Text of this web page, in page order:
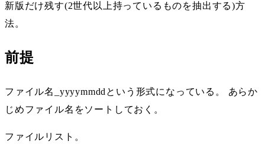
新版だけ残す(2世代以上持っているものを抽出する)方
法。
前提
ファイル名_yyyymmddという形式になっている。 あらか
じめファイル名をソートしておく。
ファイルリスト。